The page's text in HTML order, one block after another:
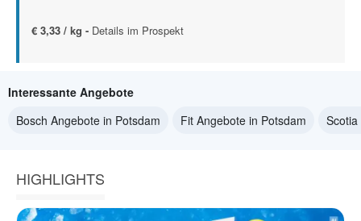
€ 3,33 / kg - Details im Prospekt
Interessante Angebote
Bosch Angebote in Potsdam
Fit Angebote in Potsdam
HIGHLIGHTS